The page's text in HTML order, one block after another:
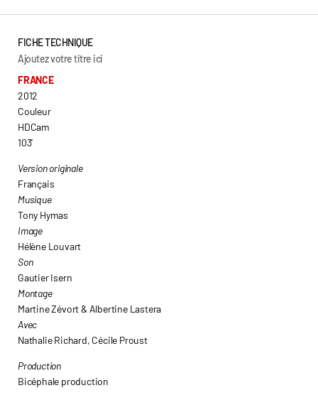
FICHE TECHNIQUE
Ajoutez votre titre ici
FRANCE
2012
Couleur
HDCam
103’
Version originale
Français
Musique
Tony Hymas
Image
Hélène Louvart
Son
Gautier Isern
Montage
Martine Zévort & Albertine Lastera
Avec
Nathalie Richard, Cécile Proust
Production
Bicéphale production